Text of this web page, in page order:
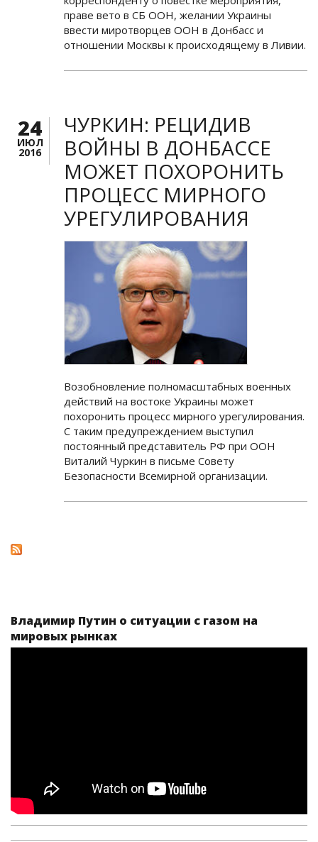
праве вето в СБ ООН, желании Украины
ввести миротворцев ООН в Донбасс и
отношении Москвы к происходящему в Ливии.
24
ИЮЛ
2016
ЧУРКИН: РЕЦИДИВ
ВОЙНЫ В ДОНБАССЕ
МОЖЕТ ПОХОРОНИТЬ
ПРОЦЕСС МИРНОГО
УРЕГУЛИРОВАНИЯ
Возобновление полномасштабных военных
действий на востоке Украины может
похоронить процесс мирного урегулирования.
С таким предупреждением выступил
постоянный представитель РФ при ООН
Виталий Чуркин в письме Совету
Безопасности Всемирной организации.
Владимир Путин о ситуации с газом на
мировых рынках